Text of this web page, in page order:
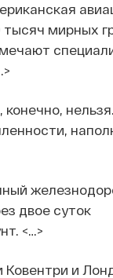
тысяч мирных
двое суток
<…>
Ковентри и